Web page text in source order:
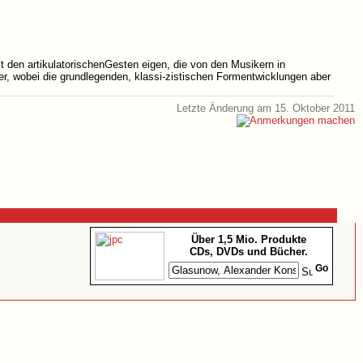
artikulatorischenGesten eigen, die von den Musikern in
wobei die grundlegenden, klassi-zistischen Formentwicklungen aber
Letzte Änderung am 15. Oktober 2011
Über 1,5 Mio. Produkte
CDs, DVDs und Bücher.
Go